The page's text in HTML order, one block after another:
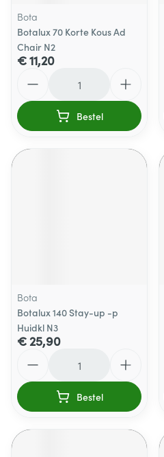
Bota
Botalux 70 Korte Kous Ad
Chair N2
€ 11,20
Bestel
Bota
Botalux 140 Stay-up -p
Huidkl N3
€ 25,90
Bestel